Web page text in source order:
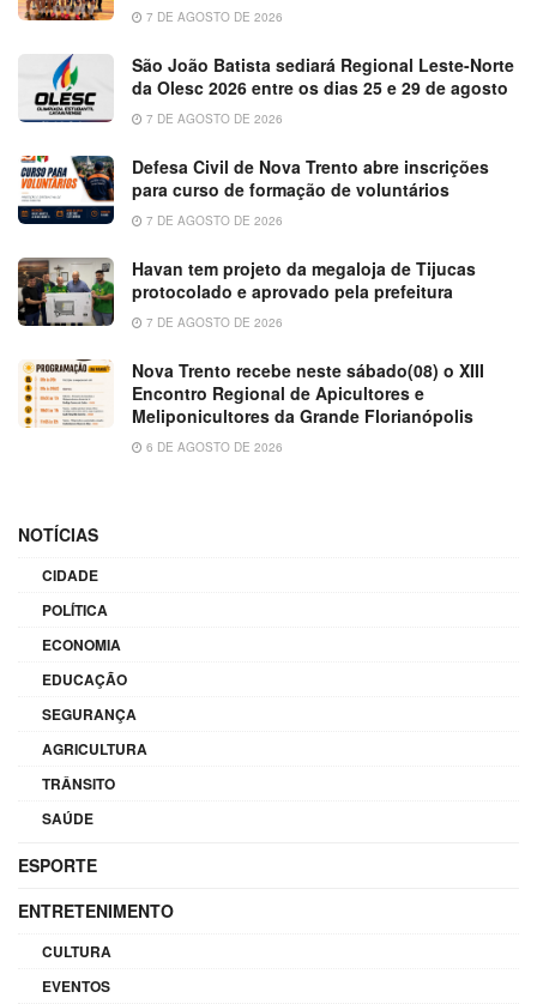
7 DE AGOSTO DE 2026
São João Batista sediará Regional Leste-Norte
da Olesc 2026 entre os dias 25 e 29 de agosto
7 DE AGOSTO DE 2026
Defesa Civil de Nova Trento abre inscrições
para curso de formação de voluntários
7 DE AGOSTO DE 2026
Havan tem projeto da megaloja de Tijucas
protocolado e aprovado pela prefeitura
7 DE AGOSTO DE 2026
Nova Trento recebe neste sábado(08) o XIII
Encontro Regional de Apicultores e
Meliponicultores da Grande Florianópolis
6 DE AGOSTO DE 2026
NOTÍCIAS
CIDADE
POLÍTICA
ECONOMIA
EDUCAÇÃO
SEGURANÇA
AGRICULTURA
TRÂNSITO
SAÚDE
ESPORTE
ENTRETENIMENTO
CULTURA
EVENTOS